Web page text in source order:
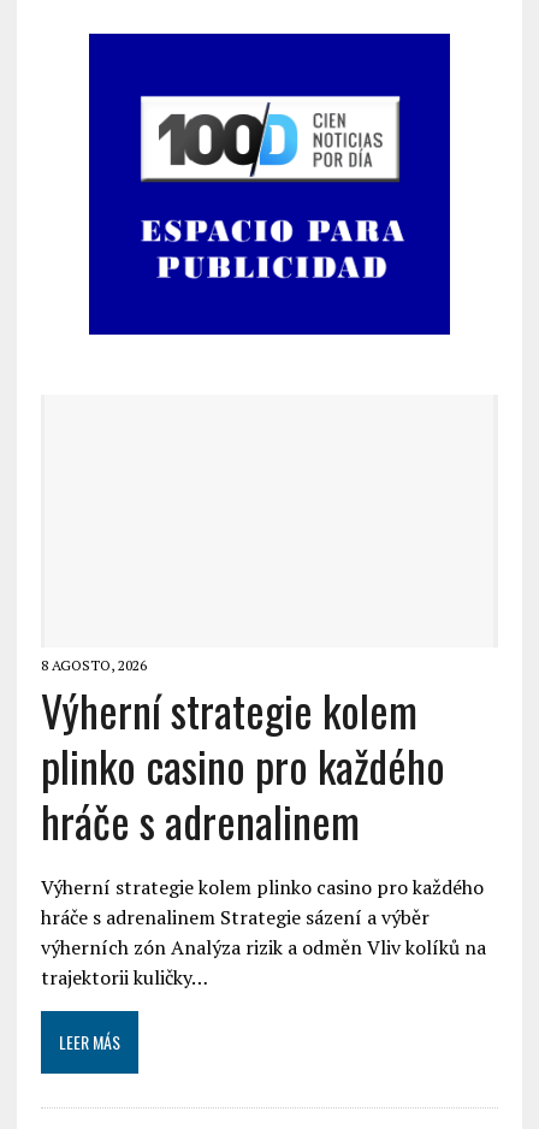
8 AGOSTO, 2026
Výherní strategie kolem
plinko casino pro každého
hráče s adrenalinem
Výherní strategie kolem plinko casino pro každého
hráče s adrenalinem Strategie sázení a výběr
výherních zón Analýza rizik a odměn Vliv kolíků na
trajektorii kuličky…
LEER MÁS